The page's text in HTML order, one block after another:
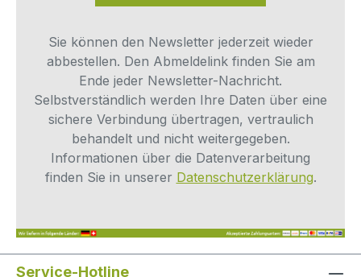
Sie können den Newsletter jederzeit wieder
abbestellen. Den Abmeldelink finden Sie am
Ende jeder Newsletter-Nachricht.
Selbstverständlich werden Ihre Daten über eine
sichere Verbindung übertragen, vertraulich
behandelt und nicht weitergegeben.
Informationen über die Datenverarbeitung
finden Sie in unserer Datenschutzerklärung.
Service-Hotline